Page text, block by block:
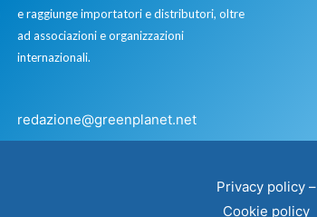
e raggiunge importatori e distributori, oltre
ad associazioni e organizzazioni
internazionali.
redazione@greenplanet.net
Privacy policy –
Cookie policy